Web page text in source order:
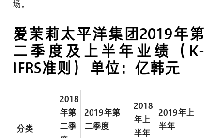
场。
爱茉莉太平洋集团2019年第
二季度及上半年业绩（K-
IFRS准则）
单位：亿韩元
分类
2018
年第
二季
2019年第
二季度
2018
年上
半年
2019年上
半年